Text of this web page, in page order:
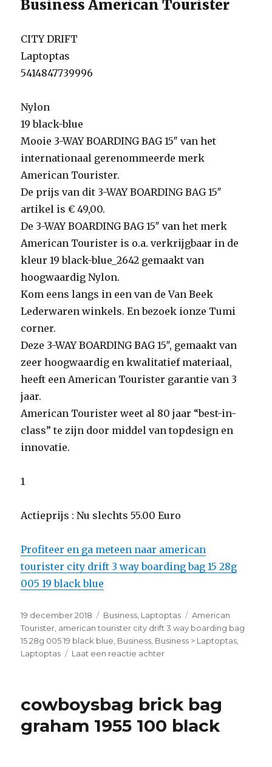
Business American Tourister
CITY DRIFT
Laptoptas
5414847739996
Nylon
19 black-blue
Mooie 3-WAY BOARDING BAG 15″ van het
internationaal gerenommeerde merk
American Tourister.
De prijs van dit 3-WAY BOARDING BAG 15″
artikel is € 49,00.
De 3-WAY BOARDING BAG 15″ van het merk
American Tourister is o.a. verkrijgbaar in de
kleur 19 black-blue_2642 gemaakt van
hoogwaardig Nylon.
Kom eens langs in een van de Van Beek
Lederwaren winkels. En bezoek ionze Tumi
corner.
Deze 3-WAY BOARDING BAG 15″, gemaakt van
zeer hoogwaardig en kwalitatief materiaal,
heeft een American Tourister garantie van 3
jaar.
American Tourister weet al 80 jaar “best-in-
class” te zijn door middel van topdesign en
innovatie.
1
Actieprijs : Nu slechts 55.00 Euro
Profiteer en ga meteen naar american
tourister city drift 3 way boarding bag 15 28g
005 19 black blue
Geplaatst
op
19 december 2018 Categorieën
Business, Laptoptas Tags
American
Tourister, american tourister city drift 3 way boarding bag
15 28g 005 19 black blue, Business, Business > Laptoptas,
Laptoptas
Laat een reactie achter
drift
way
cowboysbag brick bag
graham 1955 100 black